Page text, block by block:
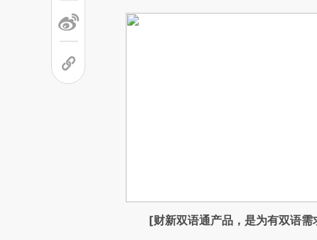
[财新双语通产品，是为有双语需